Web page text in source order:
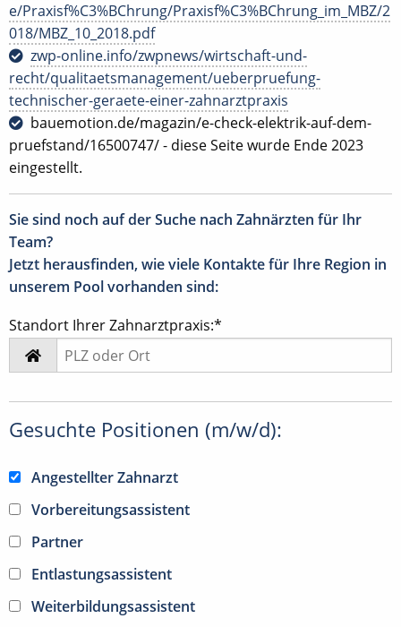
e/Praxisf%C3%BChrung/Praxisf%C3%BChrung_im_MBZ/2
018/MBZ_10_2018.pdf
zwp-online.info/zwpnews/wirtschaft-und-
recht/qualitaetsmanagement/ueberpruefung-
technischer-geraete-einer-zahnarztpraxis
bauemotion.de/magazin/e-check-elektrik-auf-dem-
pruefstand/16500747/ - diese Seite wurde Ende 2023
eingestellt.
Sie sind noch auf der Suche nach Zahnärzten für Ihr
Team?
Jetzt herausfinden, wie viele Kontakte für Ihre Region in
unserem Pool vorhanden sind:
Standort Ihrer Zahnarztpraxis:*
Gesuchte Positionen (m/w/d):
Angestellter Zahnarzt
Vorbereitungsassistent
Partner
Entlastungsassistent
Weiterbildungsassistent